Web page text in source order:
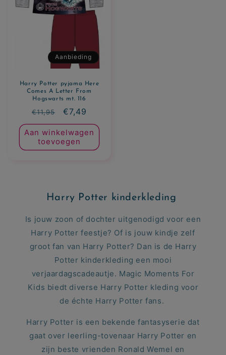
Aanbieding
Harry Potter pyjama Here
Comes A Letter From
Hogswarts mt. 116
Normale
prijs
€11,95 Aanbiedingsprijs
€7,49
Aan winkelwagen
toevoegen
Harry Potter kinderkleding
Is jouw zoon of dochter uitgenodigd voor een
Harry Potter feestje? Of is jouw kindje zelf
groot fan van Harry Potter? Dan is de Harry
Potter kinderkleding een mooi
verjaardagscadeautje. Magic Moments For
Kids biedt diverse Harry Potter kleding voor
de échte Harry Potter fans.
Harry Potter is een bekende fantasyserie dat
gaat over leerling-tovenaar Harry Potter en
zijn beste vrienden Ronald Wemel en